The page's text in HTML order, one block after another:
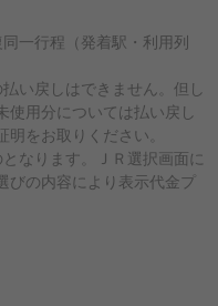
一行程（発着駅・利用列
い戻しはできません。但し
用分については払い戻し
をお取りください。
なります。ＪＲ選択画面に
びの内容により表示代金プ